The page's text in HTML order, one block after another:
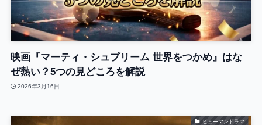
映画『マーティ・シュプリーム 世界をつかめ』はな
ぜ熱い？5つの見どころを解説
2026年3月16日
ヒューマンドラマ